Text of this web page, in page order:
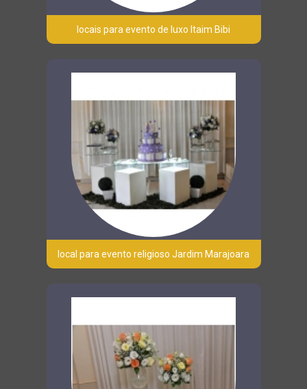
locais para evento de luxo Itaim Bibi
local para evento religioso Jardim Marajoara